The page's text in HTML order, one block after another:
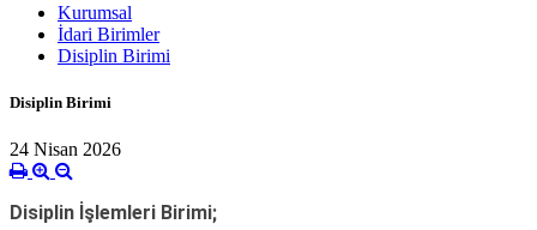
Kurumsal
İdari Birimler
Disiplin Birimi
Disiplin Birimi
24 Nisan 2026
Disiplin İşlemleri Birimi;